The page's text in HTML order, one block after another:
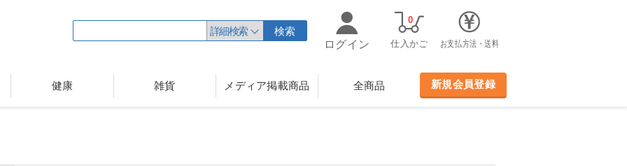
詳細検索
検索
ログイン
仕入かご
0
お支払方法・送料
健康 雑貨 メディア掲載商品 全商品 新規会員登録